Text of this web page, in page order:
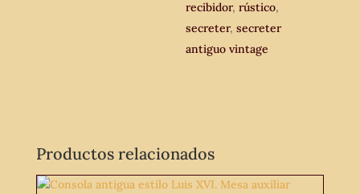
recibidor,rústico,
secreter,secreter
antiguo vintage
Productos relacionados